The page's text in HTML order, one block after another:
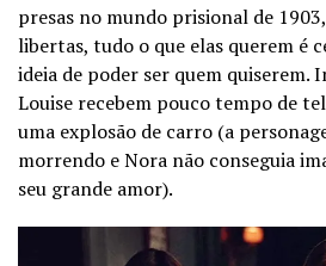
presas no mundo prisional de
libertas, tudo o que elas querem é
ideia de poder ser quem quiserem.
Louise recebem pouco tempo de
uma explosão de carro (a
morrendo e Nora não conseguia
seu grande amor).